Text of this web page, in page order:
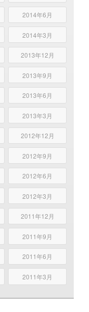
2014年6月
2014年3月
2013年12月
2013年9月
2013年6月
2013年3月
2012年12月
2012年9月
2012年6月
2012年3月
2011年12月
2011年9月
2011年6月
2011年3月